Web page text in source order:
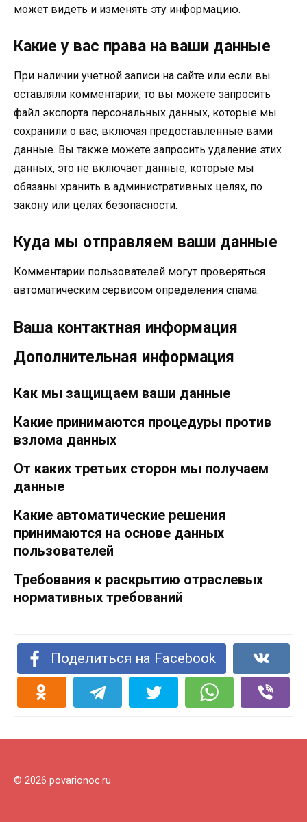
может видеть и изменять эту информацию.
Какие у вас права на ваши данные
При наличии учетной записи на сайте или если вы
оставляли комментарии, то вы можете запросить
файл экспорта персональных данных, которые мы
сохранили о вас, включая предоставленные вами
данные. Вы также можете запросить удаление этих
данных, это не включает данные, которые мы
обязаны хранить в административных целях, по
закону или целях безопасности.
Куда мы отправляем ваши данные
Комментарии пользователей могут проверяться
автоматическим сервисом определения спама.
Ваша контактная информация
Дополнительная информация
Как мы защищаем ваши данные
Какие принимаются процедуры против
взлома данных
От каких третьих сторон мы получаем
данные
Какие автоматические решения
принимаются на основе данных
пользователей
Требования к раскрытию отраслевых
нормативных требований
Поделиться на Facebook
© 2026 povarionoc.ru